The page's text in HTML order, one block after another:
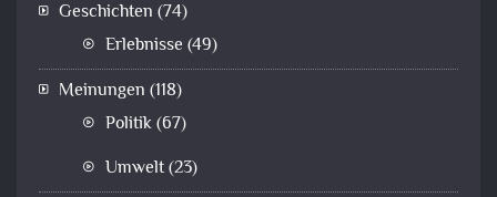
Geschichten (74)
Erlebnisse (49)
Meinungen (118)
Politik(67)
Umwelt(23)